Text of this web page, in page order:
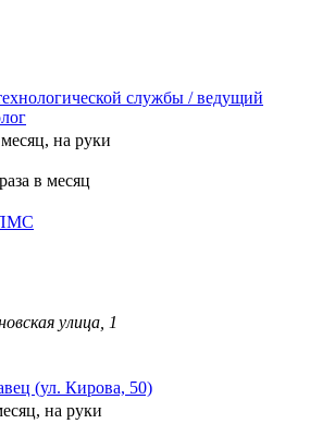
службы / ведущий
на руки
в месяц
улица, 1
(ул. Кирова, 50)
на руки